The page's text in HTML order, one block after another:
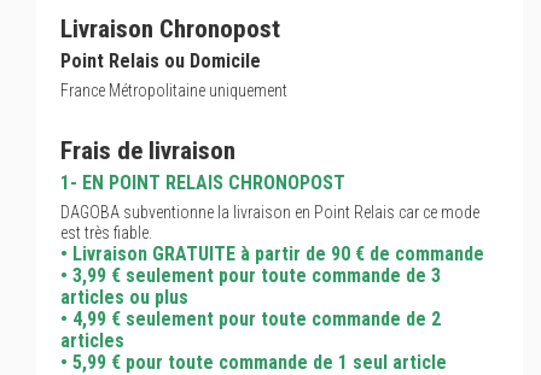
Livraison Chronopost
Point Relais ou Domicile
France Métropolitaine uniquement
Frais de livraison
1- EN POINT RELAIS CHRONOPOST
DAGOBA subventionne la livraison en Point Relais car ce mode
est très fiable.
• Livraison GRATUITE à partir de 90 € de commande
• 3,99 € seulement pour toute commande de 3
articles ou plus
• 4,99 € seulement pour toute commande de 2
articles
• 5,99 € pour toute commande de 1 seul article